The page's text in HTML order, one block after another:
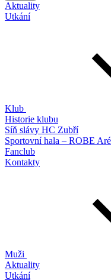
Aktuality
Utkání
Klub
Historie klubu
Síň slávy HC Zubří
Sportovní hala – ROBE
Fanclub
Kontakty
Muži
Aktuality
Utkání